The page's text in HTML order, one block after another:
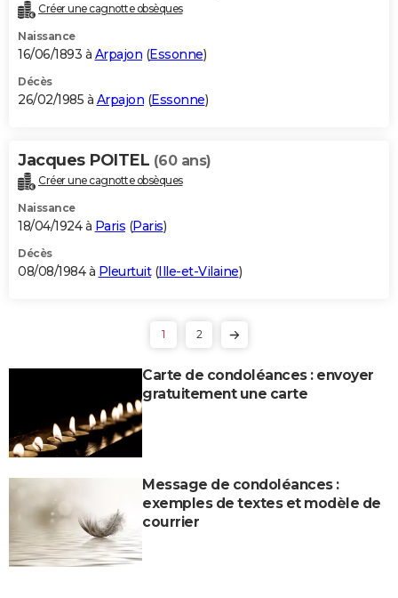
Créer une cagnotte obsèques
Naissance
16/06/1893 à Arpajon (Essonne)
Décès
26/02/1985 à Arpajon (Essonne)
Jacques POITEL (60 ans)
Créer une cagnotte obsèques
Naissance
18/04/1924 à Paris (Paris)
Décès
08/08/1984 à Pleurtuit(Ille-et-Vilaine)
1 2
Carte de condoléances : envoyer
gratuitement une carte
Message de condoléances :
exemples de textes et modèle de
courrier